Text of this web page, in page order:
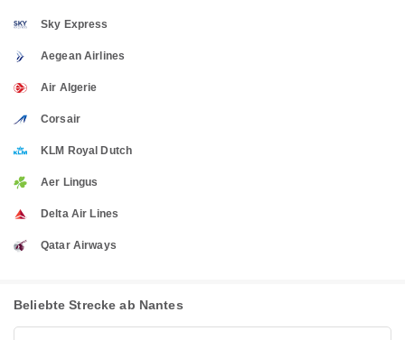
Sky Express
Aegean Airlines
Air Algerie
Corsair
KLM Royal Dutch
Aer Lingus
Delta Air Lines
Qatar Airways
Beliebte Strecke ab Nantes